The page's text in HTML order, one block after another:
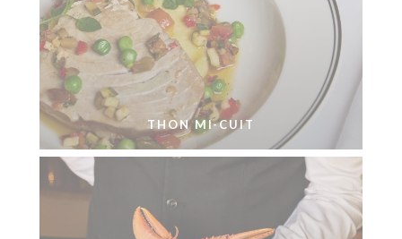
THON MI-CUIT